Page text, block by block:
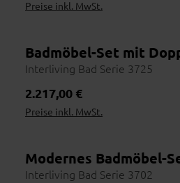
Beraten lassen
5 Bestellen
Bequem im Haus abschließen
Online erhältlich
Wohnbeispiel
Preise inkl. MwSt.
Wohnbeispiel
Badmöbel-Set mit
Interliving Bad Serie 3725
Regulärer Preis:
2.217,00 €
Preise inkl. MwSt.
Modernes Badmöbel-
Interliving Bad Serie 3702